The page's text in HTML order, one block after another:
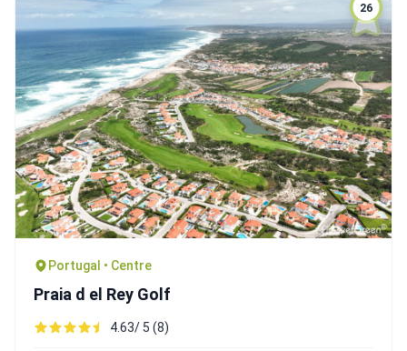
26
Portugal • Centre
Praia d el Rey Golf
4.63/ 5 (8)